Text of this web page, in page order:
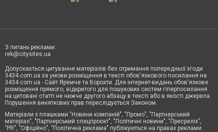
З питань реклами:
rek@citysites.ua
Допускається цитування матеріалів без отримання попередньої згоди
3434.com.ua за умови розміщення в тексті обов'язкового посилання на
3434.com.ua - Сайт Яремче та Ворохти. Для інтернет-видань обов'язкове
розміщення прямого, відкритого для пошукових систем гіперпосилання
на цитовані статті не нижче другого абзацу в тексті або в якості джерела.
Порушення виняткових прав переслідується Законом.
Матеріали з плашками "Новини компаній", "Промо", "Партнерський
матеріал", "Партнерський спецпроєкт", "Політичні новини", "Пресреліз",
"PR", "Офіційно", "Політична реклама" публікуються на правах реклами.